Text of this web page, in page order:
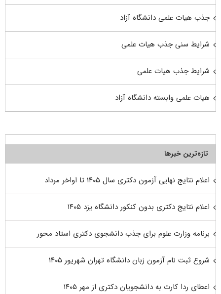
جذب هیات علمی دانشگاه آزاد
شرایط سنی جذب هیات علمی
شرایط جذب هیات علمی
هیات علمی وابسته دانشگاه آزاد
تازه‌ترین خبرها
اعلام نتایج نهایی آزمون دکتری سال ۱۴۰۵ تا اواخر مرداد
اعلام نتایج دکتری بدون کنکور دانشگاه یزد ۱۴۰۵
برنامه وزارت علوم برای جذب دانشجوی دکتری استاد محور
شروع ثبت نام آزمون زبان دانشگاه تهران شهریور ۱۴۰۵
اعطای ردا کارت به دانشجویان دکتری از مهر ۱۴۰۵